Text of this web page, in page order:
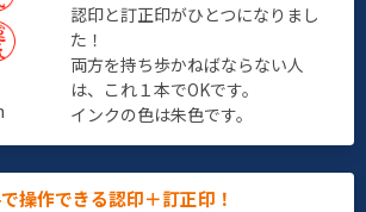
認印と訂正印がひとつになりまし
た！
両方を持ち歩かねばならない人
は、これ１本でOKです。
インクの色は朱色です。
操作できる認印＋訂正印！